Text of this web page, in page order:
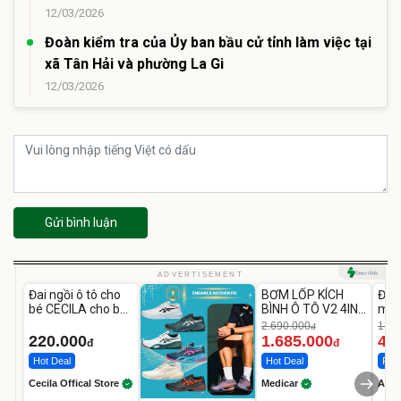
12/03/2026
Đoàn kiểm tra của Ủy ban bầu cử tỉnh làm việc tại
xã Tân Hải và phường La Gi
12/03/2026
Gửi bình luận
ADVERTISEMENT
Đai ngồi ô tô cho
bé CECILA cho bé
220.000đ
Hot Deal
Cecila Offical Store
-37%
BƠM LỐP KÍCH
BÌNH Ô TÔ V2 4IN1
Medicar
12.000mAh
2.690.000đ
1.685.000đ
Hot Deal
Medicar A